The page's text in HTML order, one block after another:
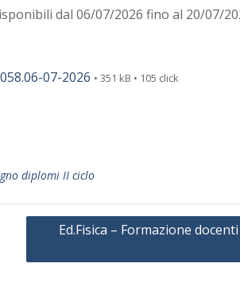
dal 06/07/2026 fino al 20/07/
07-2026 • 351 kB • 105 click
diplomi II ciclo
Ed.Fisica – Formazione